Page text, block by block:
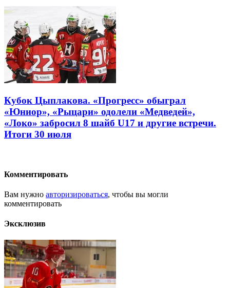
Кубок Цыплакова. «Прогресс» обыграл
«Юниор», «Рыцари» одолели «Медведей»,
«Локо» забросил 8 шайб U17 и другие встречи.
Итоги 30 июля
Комментировать
Вам нужно авторизироваться, чтобы вы могли
комментировать
Эксклюзив